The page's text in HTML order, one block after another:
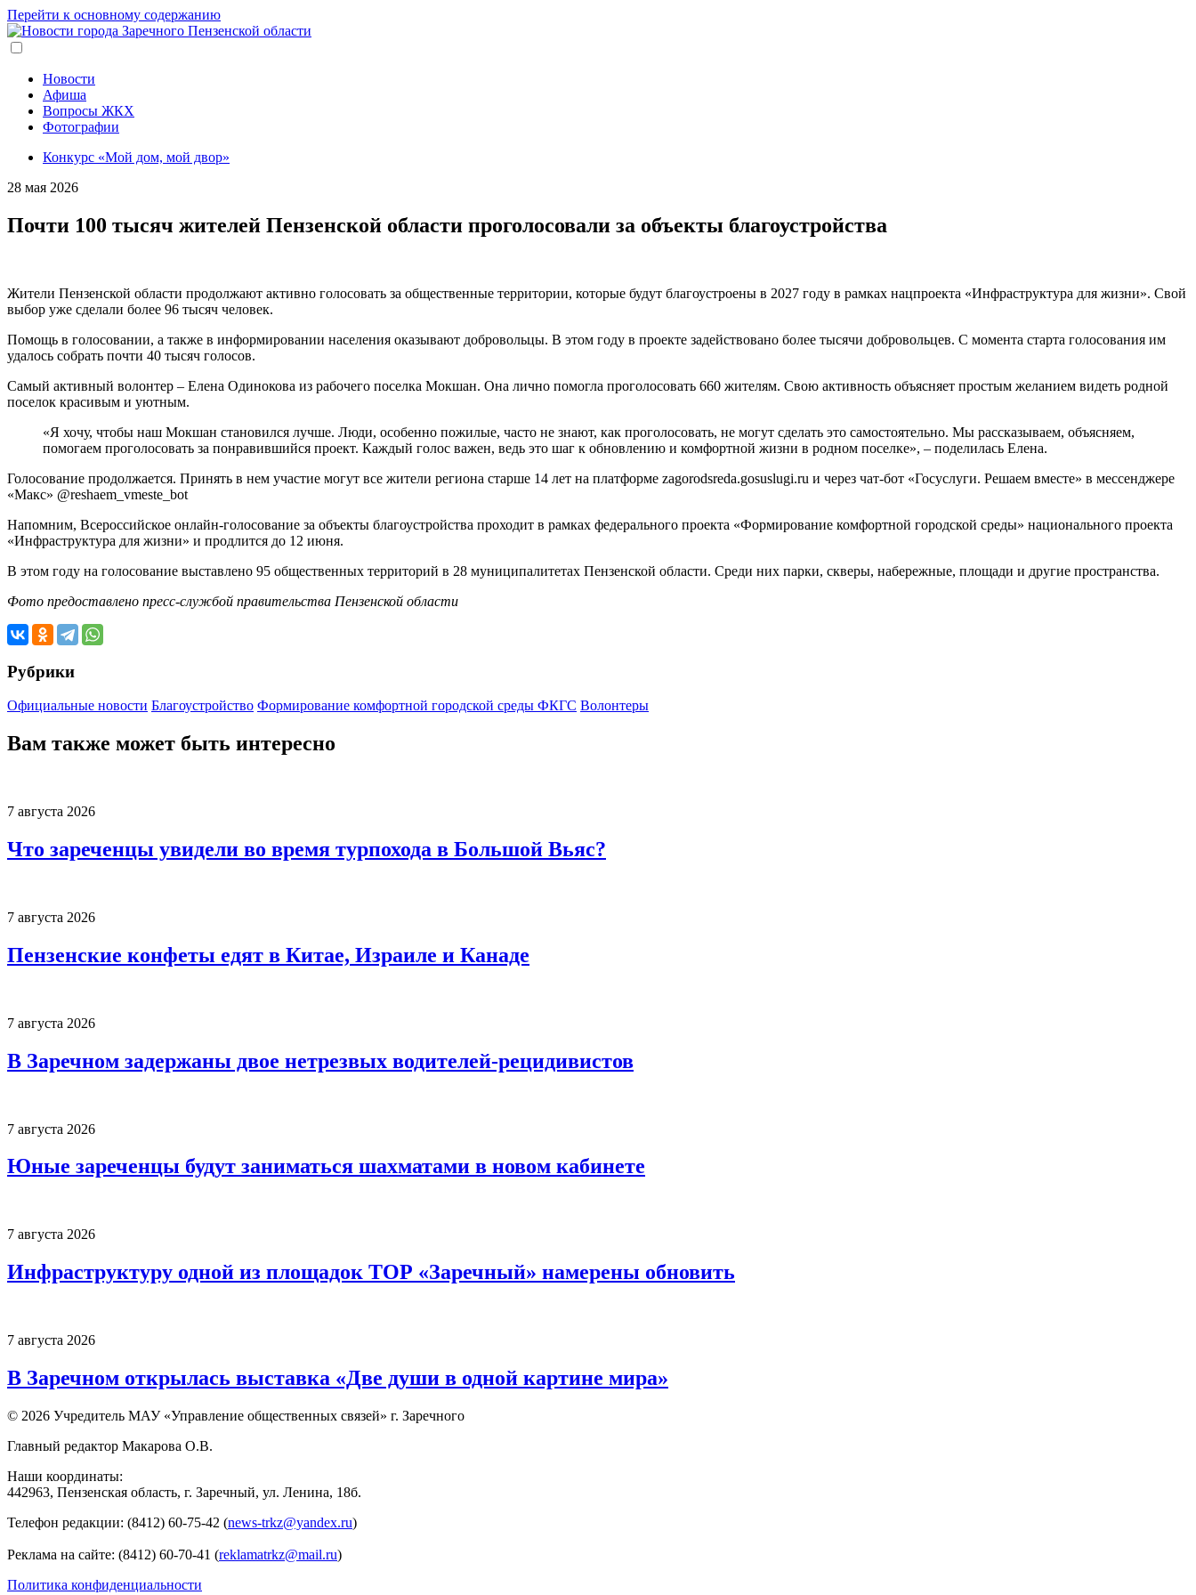
Перейти к основному содержанию
Новости
Афиша
Вопросы ЖКХ
Фотографии
Конкурс «Мой дом, мой двор»
28 мая 2026
Почти 100 тысяч жителей Пензенской области проголосовали за объекты благоустройства
Жители Пензенской области продолжают активно голосовать за общественные территории, которые будут благоустроены в 2027 году в рамках нацпроекта «Инфраструктура для жизни». Свой
выбор уже сделали более 96 тысяч человек.
Помощь в голосовании, а также в информировании населения оказывают добровольцы. В этом году в проекте задействовано более тысячи добровольцев. С момента старта голосования им
удалось собрать почти 40 тысяч голосов.
Самый активный волонтер – Елена Одинокова из рабочего поселка Мокшан. Она лично помогла проголосовать 660 жителям. Свою активность объясняет простым желанием видеть родной
поселок красивым и уютным.
«Я хочу, чтобы наш Мокшан становился лучше. Люди, особенно пожилые, часто не знают, как проголосовать, не могут сделать это самостоятельно. Мы рассказываем, объясняем,
помогаем проголосовать за понравившийся проект. Каждый голос важен, ведь это шаг к обновлению и комфортной жизни в родном поселке», – поделилась Елена.
Голосование продолжается. Принять в нем участие могут все жители региона старше 14 лет на платформе zagorodsreda.gosuslugi.ru и через чат-бот «Госуслуги. Решаем вместе» в мессенджере
«Макс» @reshaem_vmeste_bot
Напомним, Всероссийское онлайн-голосование за объекты благоустройства проходит в рамках федерального проекта «Формирование комфортной городской среды» национального проекта
«Инфраструктура для жизни» и продлится до 12 июня.
В этом году на голосование выставлено 95 общественных территорий в 28 муниципалитетах Пензенской области. Среди них парки, скверы, набережные, площади и другие пространства.
Фото предоставлено пресс-службой правительства Пензенской области
Рубрики
Официальные новости Благоустройство Формирование комфортной городской среды ФКГС Волонтеры
Вам также может быть интересно
7 августа 2026
Что зареченцы увидели во время турпохода в Большой Вьяс?
7 августа 2026
Пензенские конфеты едят в Китае, Израиле и Канаде
7 августа 2026
В Заречном задержаны двое нетрезвых водителей-рецидивистов
7 августа 2026
Юные зареченцы будут заниматься шахматами в новом кабинете
7 августа 2026
Инфраструктуру одной из площадок ТОР «Заречный» намерены обновить
7 августа 2026
В Заречном открылась выставка «Две души в одной картине мира»
© 2026 Учредитель МАУ «Управление общественных связей» г. Заречного
Главный редактор Макарова О.В.
Наши координаты:
442963, Пензенская область, г. Заречный, ул. Ленина, 18б.
Телефон редакции: (8412) 60-75-42 (news-trkz@yandex.ru)
Реклама на сайте: (8412) 60-70-41 (reklamatrkz@mail.ru)
Политика конфиденциальности